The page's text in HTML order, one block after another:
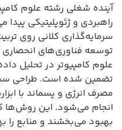
آینده شغلی رشته علوم
راهبردی و ژئوپلیتیکی
سرمایه‌گذاری کلانی روی
توسعه فناوری‌های
علوم کامپیوتر در تحلیل
تضمین شده است. طراحی
مصرف انرژی و پسماند با
انجام می‌شود. این روش‌ها
بهبود می‌بخشند و منابع را